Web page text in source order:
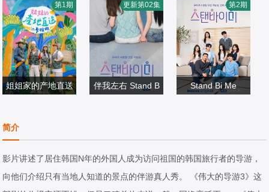
娜莱,李时言,旗安
84,刘宪华,李必模,
金莎妮,李昇炫,郑
允浩,沈昌珉,金多
顺,安慧真,成勋,郑
宰,赵彬（??）,No
razo,Microdot
日韩综艺
2018/韩国
辉,小林星兰,门仓
早彩
日韩综艺
2026/日本
浩,???,??,???,??
?
日韩综艺
2026/韩国
姐姐家的产地直送
金珍荣
日韩综艺
2026/韩国
第1期
伴我左右 Stand B
2026/韩国
更新第02集
Stand Bi Me
2026/韩国
第2期
简介
影片讲述了居住韩国N年的外国人成为访问祖国的韩国旅行者的导游，
向他们介绍只有当地人知道的景点的伴游真人秀。 《伟大的导游3》这